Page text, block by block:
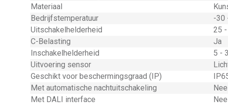
Materiaal
Bedrijfstemperatuur
-30
Uitschakelhelderheid
25
C-Belasting
Ja
Inschakelhelderheid
5 -
Uitvoering sensor
Geschikt voor beschermingsgraad (IP)
Met automatische nachtuitschakeling
Nee
Met DALI interface
Nee